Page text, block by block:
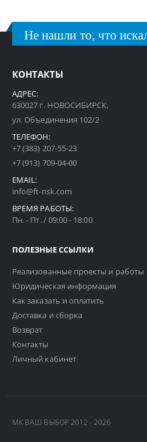
Не нашли то, что
КОНТАКТЫ
АДРЕС:
630027 г. НОВОСИБИРСК,
ул. Объединения 102/2
ТЕЛЕФОН:
+7 (383) 207-55-23
+7 (913) 709-04-00
EMAIL:
info@ft-nsk.com
ВРЕМЯ РАБОТЫ:
Пн. - Пт. / 09:00 - 18:00
ПОЛЕЗНЫЕ ССЫЛКИ
Реализованные проекты и работы
Юридическая информация
Как заказать и оплатить
Доставка и сборка
Возврат
Контакты
Личный кабинет
МК ВАШ ВЫБОР 2012 - 2026